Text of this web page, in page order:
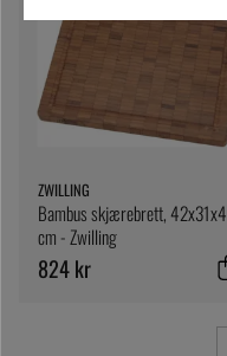
ZWILLING
Bambus skjærebrett, 42x31x4
cm - Zwilling
824 kr